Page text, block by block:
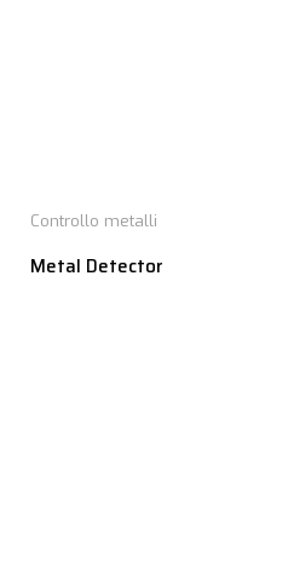
Controllo metalli
Metal Detector